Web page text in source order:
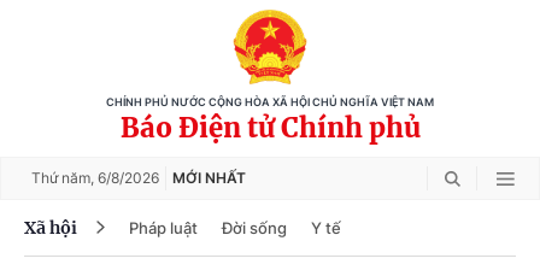
CHÍNH PHỦ NƯỚC CỘNG HÒA XÃ HỘI CHỦ NGHĨA VIỆT NAM
Báo Điện tử Chính phủ
Thứ năm, 6/8/2026 MỚI NHẤT
Xã hội Pháp luật Đời sống Y tế